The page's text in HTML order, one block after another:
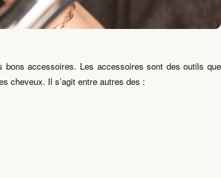
bons accessoires. Les accessoires sont des outils que
cheveux. Il s’agit entre autres des :